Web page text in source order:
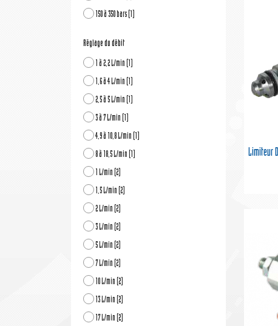
150 à 350 bars (1)
Réglage du débit
1 à 2,2 L/min (1)
1,6 à 4 L/min (1)
2,5 à 5 L/min (1)
3 à 7 L/min (1)
4,9 à 10,8 L/min (1)
8 à 18,5 L/min (1)
1 L/min (2)
1,5 L/min (2)
2 L/min (2)
3 L/min (2)
5 L/min (2)
7 L/min (2)
10 L/min (2)
13 L/min (2)
17 L/min (2)
Limiteur